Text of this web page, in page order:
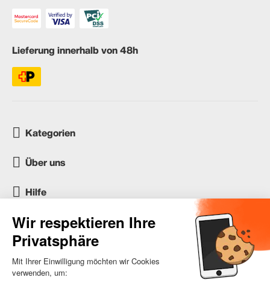
Lieferung innerhalb von 48h
Kategorien
Über uns
Hilfe
Kundenservice
occasion.migros.mobile@recommerce.com
Montag-Freitag 08:00-17:00